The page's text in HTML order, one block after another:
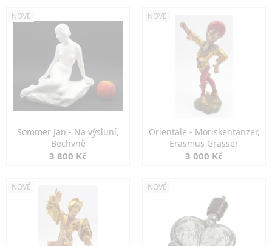
NOVÉ
Sommer Jan - Na výsluní,
Bechyně
3 800 Kč
NOVÉ
Orientale - Moriskentänzer,
Erasmus Grasser
3 000 Kč
NOVÉ NOVÉ